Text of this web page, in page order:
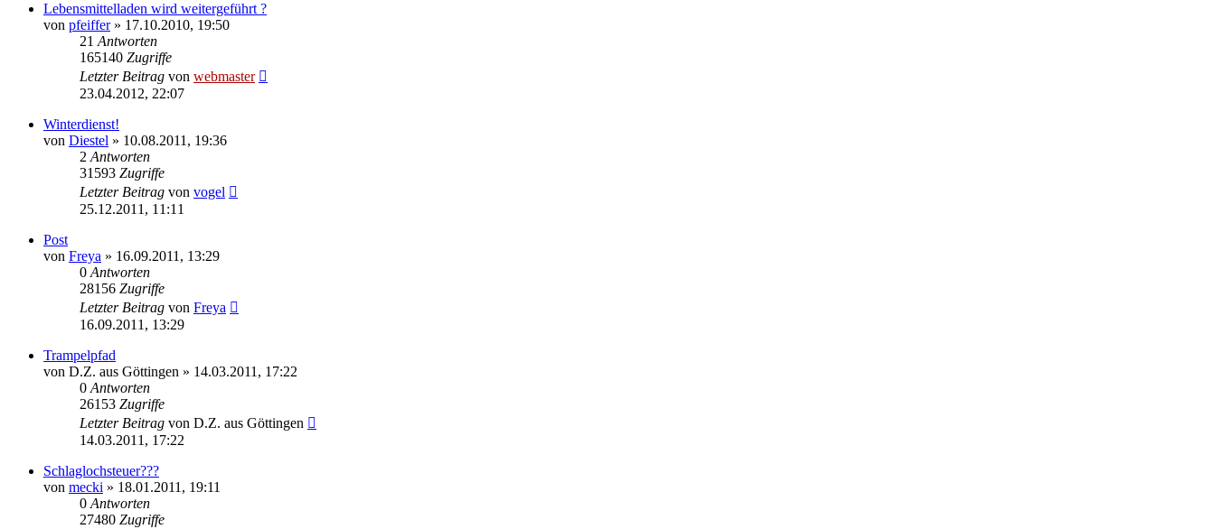
Lebensmittelladen wird weitergeführt ?
von pfeiffer» 17.10.2010, 19:50
21 Antworten
165140 Zugriffe
Letzter Beitrag von webmaster
23.04.2012, 22:07
Winterdienst!
von Diestel » 10.08.2011, 19:36
2 Antworten
31593 Zugriffe
Letzter Beitrag von vogel
25.12.2011, 11:11
Post
von Freya » 16.09.2011, 13:29
0 Antworten
28156 Zugriffe
Letzter Beitrag von Freya
16.09.2011, 13:29
Trampelpfad
von D.Z. aus Göttingen » 14.03.2011, 17:22
0 Antworten
26153 Zugriffe
Letzter Beitrag von D.Z. aus Göttingen
14.03.2011, 17:22
Schlaglochsteuer???
von mecki » 18.01.2011, 19:11
0 Antworten
27480 Zugriffe